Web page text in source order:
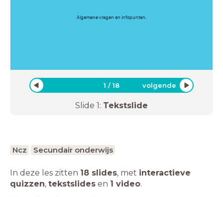
Algemene vragen en infopunten.
1 /18 volgende
Slide 1: Tekstslide
Ncz Secundair onderwijs
In deze les zitten 18 slides, met interactieve
quizzen, tekstslides en 1 video.